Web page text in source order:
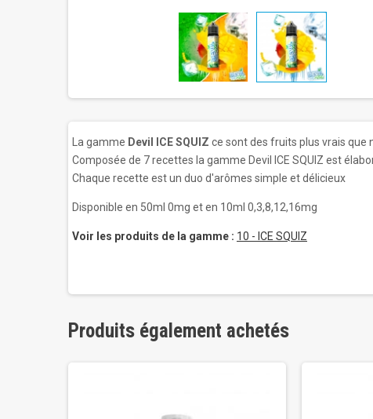
La gamme Devil ICE SQUIZ ce sont des fruits plus vrais que
Composée de 7 recettes la gamme Devil ICE SQUIZ est
Chaque recette est un duo d'arômes simple et délicieux
Disponible en 50ml 0mg et en 10ml 0,3,8,12,16mg
Voir les produits de la gamme : 10 - ICE SQUIZ
Produits également achetés